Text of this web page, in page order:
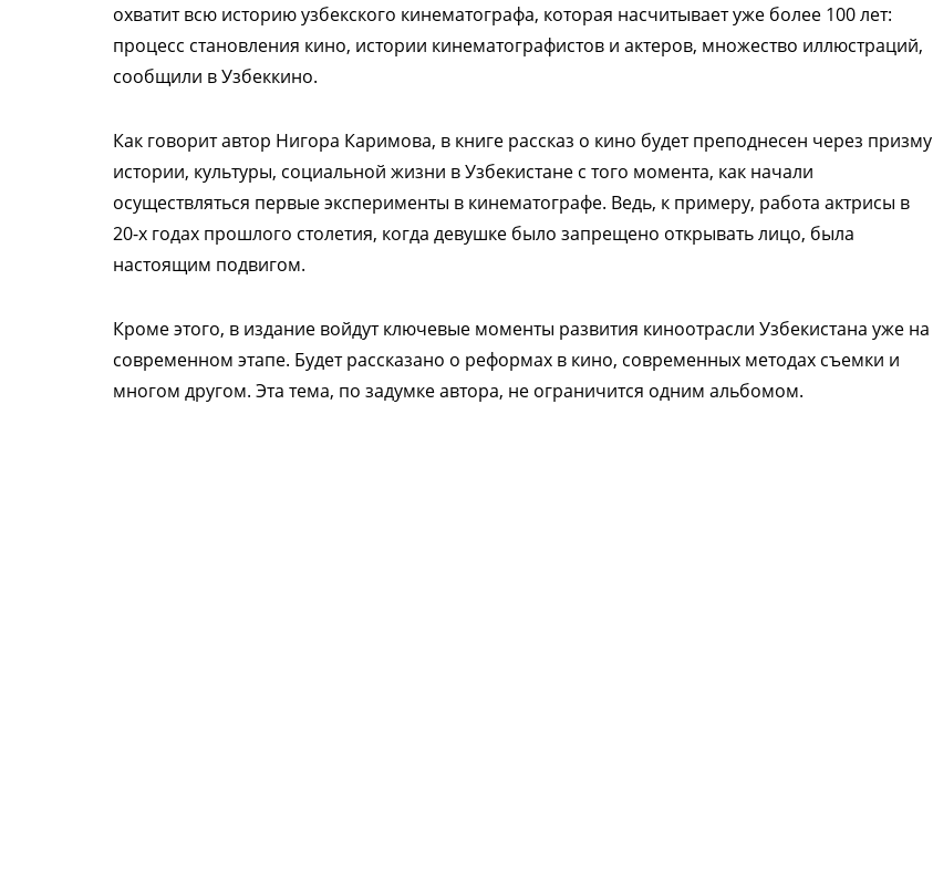
охватит всю историю узбекского кинематографа, которая насчитывает уже более 100 лет:
процесс становления кино, истории кинематографистов и актеров, множество иллюстраций,
сообщили в Узбеккино.
Как говорит автор Нигора Каримова, в книге рассказ о кино будет преподнесен через призму
истории, культуры, социальной жизни в Узбекистане с того момента, как начали
осуществляться первые эксперименты в кинематографе. Ведь, к примеру, работа актрисы в
20-х годах прошлого столетия, когда девушке было запрещено открывать лицо, была
настоящим подвигом.
Кроме этого, в издание войдут ключевые моменты развития киноотрасли Узбекистана уже на
современном этапе. Будет рассказано о реформах в кино, современных методах съемки и
многом другом. Эта тема, по задумке автора, не ограничится одним альбомом.